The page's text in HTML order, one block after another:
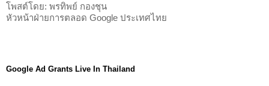
โพสต์โดย: พรทิพย์ กองชุน
หัวหน้าฝ่ายการตลอด Google ประเทศไทย
Google Ad Grants Live In Thailand